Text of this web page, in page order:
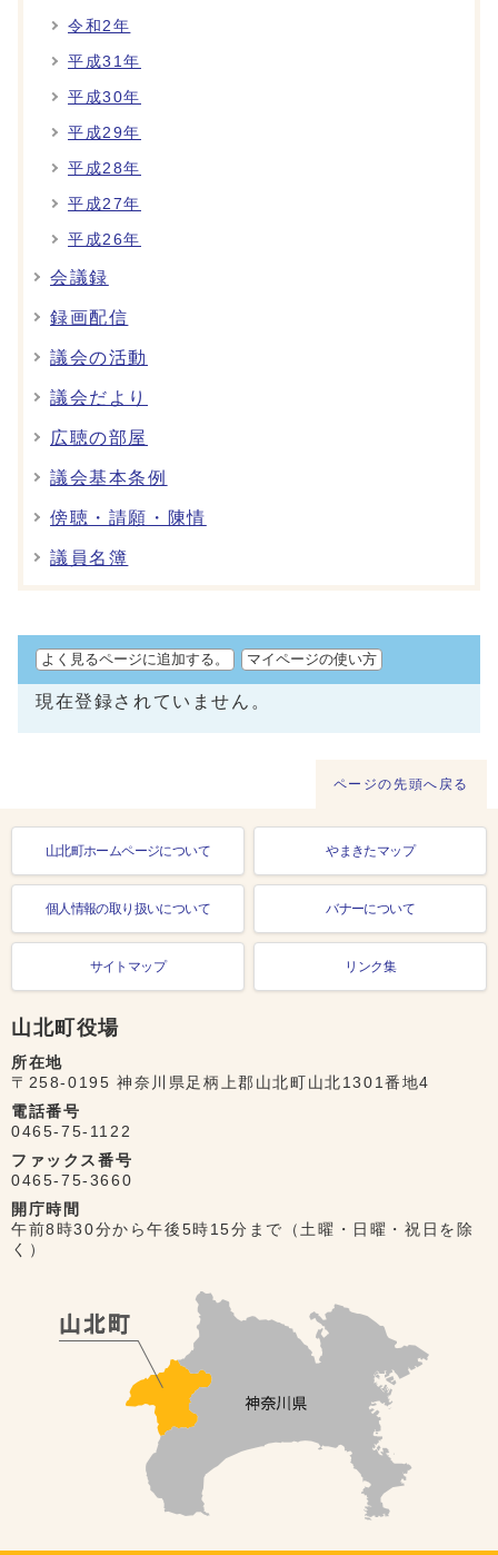
令和2年
平成31年
平成30年
平成29年
平成28年
平成27年
平成26年
会議録
録画配信
議会の活動
議会だより
広聴の部屋
議会基本条例
傍聴・請願・陳情
議員名簿
よく見るページに追加する。 マイページの使い方
現在登録されていません。
ページの先頭へ戻る
山北町ホームページについて やまきたマップ
個人情報の取り扱いについて バナーについて
サイトマップ リンク集
山北町役場
所在地
〒258-0195 神奈川県足柄上郡山北町山北1301番地4
電話番号
0465-75-1122
ファックス番号
0465-75-3660
開庁時間
午前8時30分から午後5時15分まで（土曜・日曜・祝日を除
く）